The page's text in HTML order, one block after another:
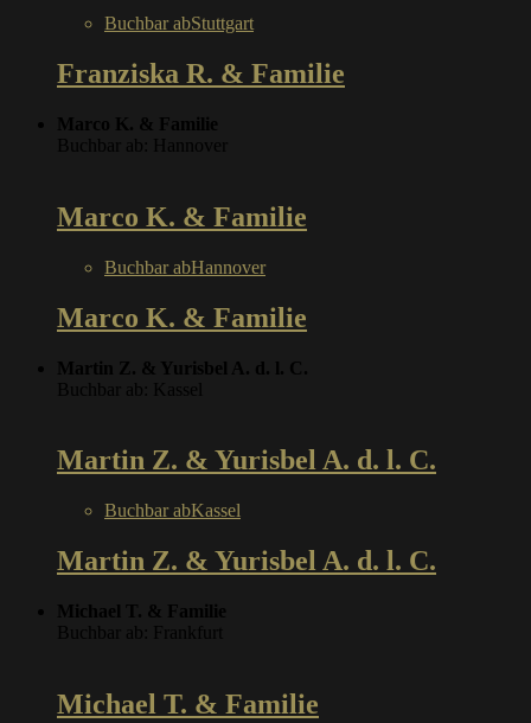
Buchbar abStuttgart
Franziska R. & Familie
Marco K. & Familie
Buchbar ab: Hannover
Marco K. & Familie
Buchbar abHannover
Marco K. & Familie
Martin Z. & Yurisbel A. d. l. C.
Buchbar ab: Kassel
Martin Z. & Yurisbel A. d. l. C.
Buchbar abKassel
Martin Z. & Yurisbel A. d. l. C.
Michael T. & Familie
Buchbar ab: Frankfurt
Michael T. & Familie